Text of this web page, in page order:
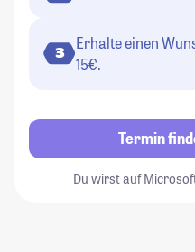
3
Erhalte einen
15€.
Termin
Du wirst auf